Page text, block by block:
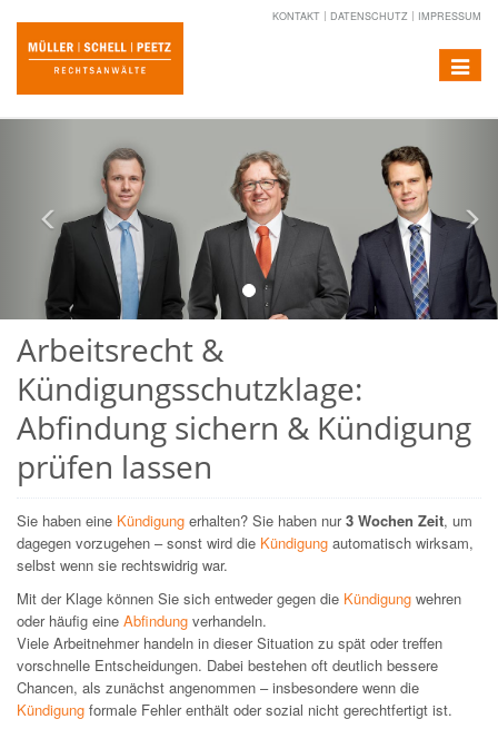
KONTAKT DATENSCHUTZ IMPRESSUM
Toggle
Arbeitsrecht &
Kündigungsschutzklage:
Abfindung sichern & Kündigung
prüfen lassen
Sie haben eine Kündigung erhalten? Sie haben nur3 Wochen Zeit, um
dagegen vorzugehen – sonst wird die Kündigung automatisch wirksam,
selbst wenn sie rechtswidrig war.
Mit der Klage können Sie sich entweder gegen die Kündigung wehren
oder häufig eine Abfindung verhandeln.
Viele Arbeitnehmer handeln in dieser Situation zu spät oder treffen
vorschnelle Entscheidungen. Dabei bestehen oft deutlich bessere
Chancen, als zunächst angenommen – insbesondere wenn die
Kündigung formale Fehler enthält oder sozial nicht gerechtfertigt ist.